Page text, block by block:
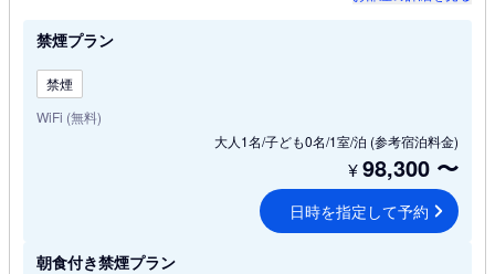
禁煙プラン
禁煙
WiFi (無料)
大人1名/子ども0名/1室/泊 (参考宿泊料金)
¥98,300 〜
日時を指定して予約
朝食付き禁煙プラン